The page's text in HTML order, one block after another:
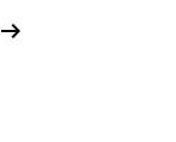
arrow_right_alt